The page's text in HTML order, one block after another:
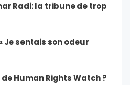
Radi: la tribune de trop
Je sentais son odeur
Human Rights Watch ?